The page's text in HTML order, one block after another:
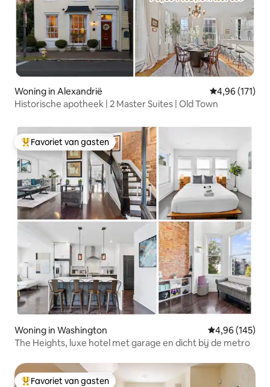
Woning in Alexandrië Gemiddelde
4,96 (171)
Historische apotheek | 2 Master Suites | Old Town
Topfavoriet van gasten
Favoriet van gasten
Woning in Washington Gemiddelde
4,96 (145)
The Heights, luxe hotel met garage en dicht bij de metro
Favoriet van gasten